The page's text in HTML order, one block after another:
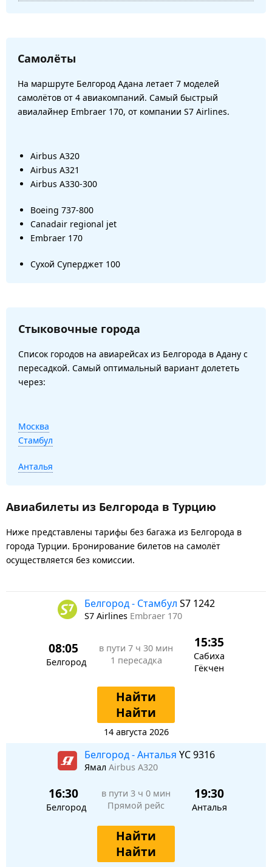
Самолёты
На маршруте Белгород Адана летает 7 моделей
самолётов от 4 авиакомпаний. Самый быстрый
авиалайнер Embraer 170, от компании S7 Airlines.
Airbus A320
Airbus A321
Airbus A330-300
Boeing 737-800
Canadair regional jet
Embraer 170
Сухой Суперджет 100
Стыковочные города
Список городов на авиарейсах из Белгорода в Адану с
пересадкой. Самый оптимальный вариант долететь
через:
Москва
Стамбул
Анталья
Авиабилеты из Белгорода в Турцию
Ниже представлены тарифы без багажа из Белгорода в
города Турции. Бронирование билетов на самолёт
осуществляется без комиссии.
Белгород - Стамбул S7 1242
S7 Airlines Embraer 170
08:05
Белгород
в пути 7 ч 30 мин
1 пересадка
15:35
Сабиха
Гёкчен
Найти
Найти
14 августа 2026
Белгород - Анталья YC 9316
Ямал Airbus A320
16:30
Белгород
в пути 3 ч 0 мин
Прямой рейс
19:30
Анталья
Найти
Найти